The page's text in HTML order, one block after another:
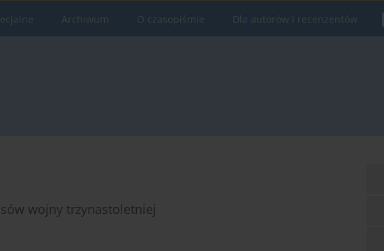
Archiwum O czasopiśmie Dla autorów i recenzentów
wojny trzynastoletniej